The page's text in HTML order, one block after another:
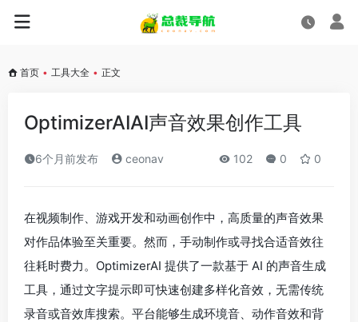
首页 • 工具大全 • 正文
OptimizerAIAI声音效果创作工具
6个月前发布 ceonav 102 0 0
在视频制作、游戏开发和动画创作中，高质量的声音效果
对作品体验至关重要。然而，手动制作或寻找合适音效往
往耗时费力。OptimizerAI 提供了一款基于 AI 的声音生成
工具，通过文字提示即可快速创建多样化音效，无需传统
录音或音效库搜索。平台能够生成环境音、动作音效和背